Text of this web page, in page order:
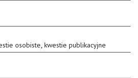
osobiste, kwestie publikacyjne